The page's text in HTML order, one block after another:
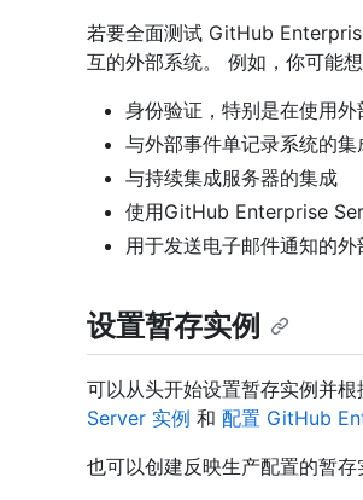
若要全面测试 GitHub
互的外部系统。 例如，你可能
身份验证，特别是在使用
与外部事件单记录系统的集
与持续集成服务器的集成
使用GitHub Enterprise
用于发送电子邮件通知的
设置暂存实例
可以从头开始设置暂存实例并
Server 实例 和 配置 GitHub
也可以创建反映生产配置的暂存